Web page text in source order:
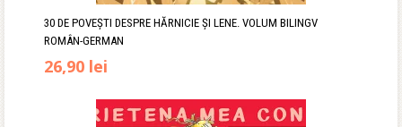
30 DE POVEȘTI DESPRE HĂRNICIE ȘI LENE. VOLUM BILINGV
ROMÂN-GERMAN
Prețul
26,90 lei
curent